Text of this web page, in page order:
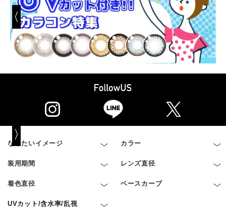
なりたいイメージ カラー
装用期間 レンズ直径
着色直径 ベースカーブ
UVカット/含水率/乱視